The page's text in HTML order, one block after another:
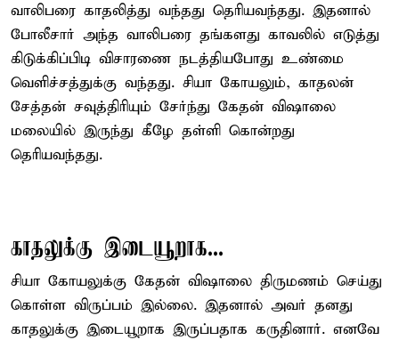
வாலிபரை காதலித்து வந்தது தெரியவந்தது. இதனால்
போலீசார் அந்த வாலிபரை தங்களது காவலில் எடுத்து
கிடுக்கிப்பிடி விசாரணை நடத்தியபோது உண்மை
வெளிச்சத்துக்கு வந்தது. சியா கோயலும், காதலன்
சேத்தன் சவுத்திரியும் சேர்ந்து கேதன் விஷாலை
மலையில் இருந்து கீழே தள்ளி கொன்றது
தெரியவந்தது.
காதலுக்கு இடையூறாக...
சியா கோயலுக்கு கேதன் விஷாலை திருமணம் செய்து
கொள்ள விருப்பம் இல்லை. இதனால் அவர் தனது
காதலுக்கு இடையூறாக இருப்பதாக கருதினார். எனவே